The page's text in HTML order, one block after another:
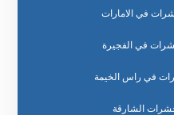
في الامارات
في الفجيرة
في راس الخيمة
الشارقة